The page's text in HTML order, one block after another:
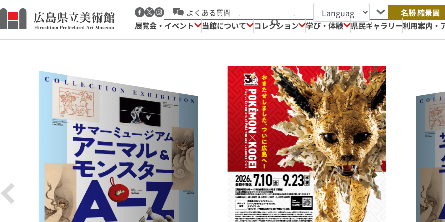
よくある質問
名勝 縮景園
展覧会・イベント
当館について コレクション 学び・体験 県民ギャラリー利用案内・